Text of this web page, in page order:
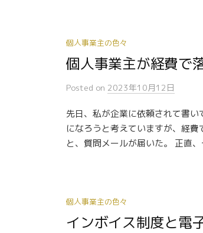
個人事業主の色々
個人事業主が経費で
Posted on 2023年10月12日
先日、私が企業に依頼されて書
になろうと考えていますが、経費
と、質問メールが届いた。 正直
個人事業主の色々
インボイス制度と電